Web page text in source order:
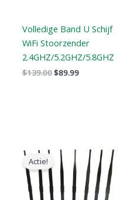
Volledige Band U Schijf
WiFi Stoorzender
2.4GHZ/5.2GHZ/5.8GHZ
$139.00$89.99
Actie!
prijs
was:
$799.00.
prijs
is:
$559.88.